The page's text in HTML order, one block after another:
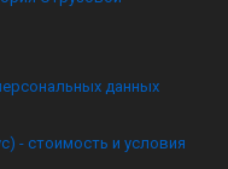
данных
- стоимость и условия